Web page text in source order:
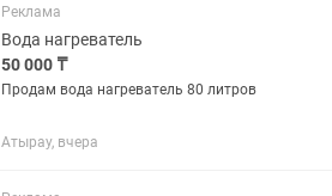
қорабында ашылмаған су жаңа
Реклама
Вода нагреватель
50 000 ₸
Продам вода нагреватель 80 литров
Атырау, вчера